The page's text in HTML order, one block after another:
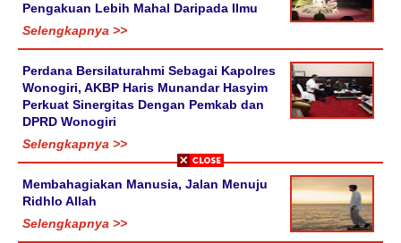
Pengakuan Lebih Mahal Daripada Ilmu
Selengkapnya >>
Perdana Bersilaturahmi Sebagai Kapolres
Wonogiri, AKBP Haris Munandar Hasyim
Perkuat Sinergitas Dengan Pemkab dan
DPRD Wonogiri
Selengkapnya >>
Membahagiakan Manusia, Jalan Menuju
Ridhlo Allah
Selengkapnya >>